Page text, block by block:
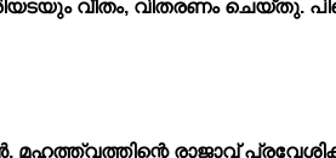
വിതരണം ചെയ്‌തു. പിന്നെ
രാജാവ്